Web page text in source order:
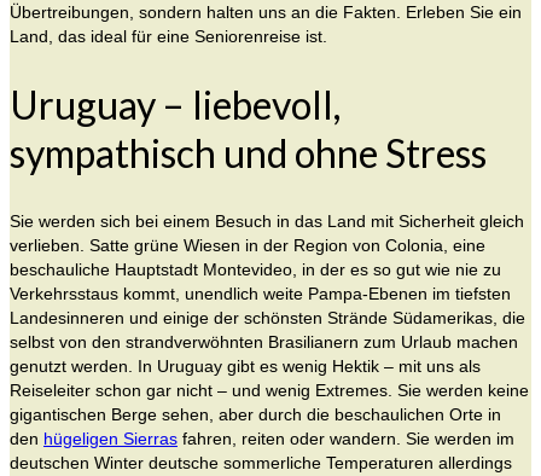
Übertreibungen, sondern halten uns an die Fakten. Erleben Sie ein
Land, das ideal für eine Seniorenreise ist.
Uruguay – liebevoll,
sympathisch und ohne Stress
Sie werden sich bei einem Besuch in das Land mit Sicherheit gleich
verlieben. Satte grüne Wiesen in der Region von Colonia, eine
beschauliche Hauptstadt Montevideo, in der es so gut wie nie zu
Verkehrsstaus kommt, unendlich weite Pampa-Ebenen im tiefsten
Landesinneren und einige der schönsten Strände Südamerikas, die
selbst von den strandverwöhnten Brasilianern zum Urlaub machen
genutzt werden. In Uruguay gibt es wenig Hektik – mit uns als
Reiseleiter schon gar nicht – und wenig Extremes. Sie werden keine
gigantischen Berge sehen, aber durch die beschaulichen Orte in
den hügeligen Sierras fahren, reiten oder wandern. Sie werden im
deutschen Winter deutsche sommerliche Temperaturen allerdings